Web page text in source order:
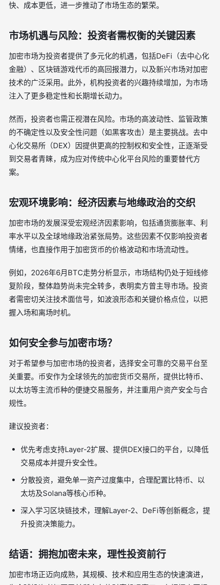
快、成本更低，进一步推动了市场生态的繁荣。
市场机遇与风险：投资者需权衡的关键因素
加密市场为投资者提供了多元化的机遇，包括DeFi（去中心化
金融）、区块链游戏代币的高回报潜力，以及新兴市场对加密
技术的广泛采用。此外，机构投资者的兴趣持续增加，为市场
注入了更多稳定性和长期增长动力。
然而，投资者也需正视潜在风险。市场的高波动性、监管政策
的不确定性以及安全性问题（如黑客攻击）是主要挑战。去中
心化交易所（DEX）因提供更高的控制权和安全性，正逐渐受
到交易者青睐，成为应对传统中心化平台风险的重要替代方
案。
宏观环境影响：经济因素与地缘政治的交织
加密市场的发展深受宏观经济因素影响，包括通货膨胀率、利
率水平以及全球地缘政治紧张局势。这些因素不仅影响投资者
情绪，也直接作用于加密货币的价格波动和市场流动性。
例如，2026年6月BTC走势分析显示，市场结构仍处于短线修
复阶段，整体趋势尚未完全转多，表明卖方曾主导市场。投资
者需密切关注技术面信号，如波浪形态和关键价格点位，以把
握入场和离场时机。
如何安全参与加密市场？
对于希望参与加密市场的投资者，选择安全可靠的交易平台至
关重要。币安作为全球领先的加密货币交易所，提供比特币、
以太坊等主流币种的便捷交易服务，并注重用户资产安全与合
规性。
建议投资者：
优先考虑支持Layer-2扩展、提供DEX接口的平台，以降低
交易成本并提升安全性。
分散投资，避免单一资产过度集中，合理配置比特币、以
太坊及Solana等核心币种。
深入学习区块链技术，理解Layer-2、DeFi等创新概念，提
升投资决策能力。
结语：拥抱加密未来，理性投资前行
加密市场正迈向成熟，其规模、技术和应用生态的快速演进，